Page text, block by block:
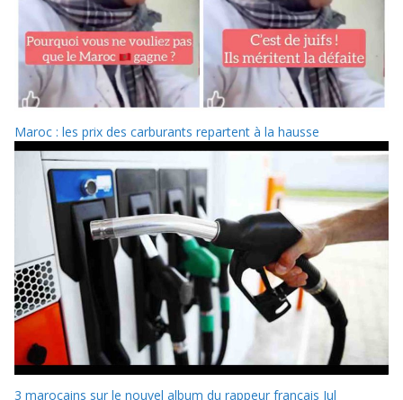
Maroc : les prix des carburants repartent à la hausse
3 marocains sur le nouvel album du rappeur français Jul